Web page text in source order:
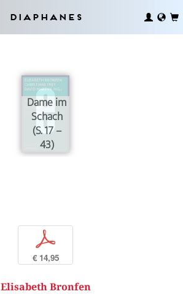
Diaphanes
Dame im
Schach
(S. 17 –
43)
p
€ 14,95
Elisabeth Bronfen